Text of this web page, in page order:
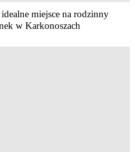
miejsce na rodzinny
w Karkonoszach